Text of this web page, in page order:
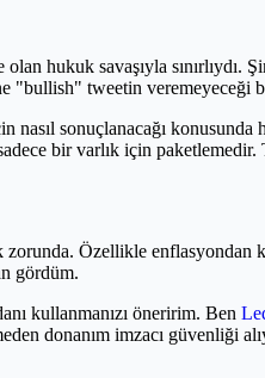
hukuk savaşıyla sınırlıydı.
"bullish" tweetin veremeyeceği
nasıl sonuçlanacağı
bir varlık için
Özellikle
gördüm.
kullanmanızı öneririm. Ben
donanım imzacı güvenliği